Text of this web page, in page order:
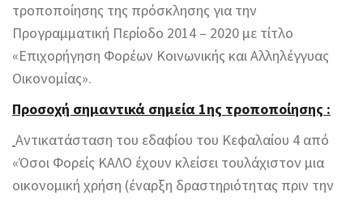
τροποποίησης της πρόσκλησης για την
Προγραμματική Περίοδο 2014 – 2020 με τίτλο
«Επιχορήγηση Φορέων Κοινωνικής και Αλληλέγγυας
Οικονομίας».
Προσοχή σημαντικά σημεία 1ης τροποποίησης :
Αντικατάσταση του εδαφίου του Κεφαλαίου 4 από
«Όσοι Φορείς ΚΑΛΟ έχουν κλείσει τουλάχιστον μια
οικονομική χρήση (έναρξη δραστηριότητας πριν την